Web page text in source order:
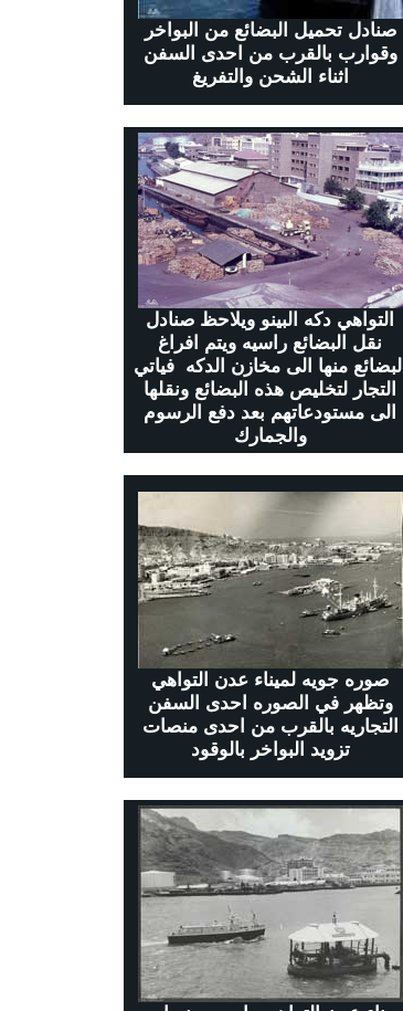
صنادل تحميل البضائع من البواخر
وقوارب بالقرب من احدى السفن
اثناء الشحن والتفريغ
التواهي دكه البينو ويلاحظ صنادل
نقل البضائع راسيه ويتم افراغ
البضائع منها الى مخازن الدكه فياتي
التجار لتخليص هذه البضائع ونقلها
الى مستودعاتهم بعد دفع الرسوم
والجمارك
صوره جويه لميناء عدن التواهي
وتظهر في الصوره احدى السفن
التجاريه بالقرب من احدى منصات
تزويد البواخر بالوقود